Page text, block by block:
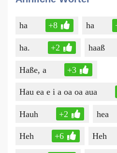
ha +8 ha
ha. +2 haaß
Haße, a +3
Hau ea e i a oa oa aua
Hauh +2 hea
Heh +6 Heh